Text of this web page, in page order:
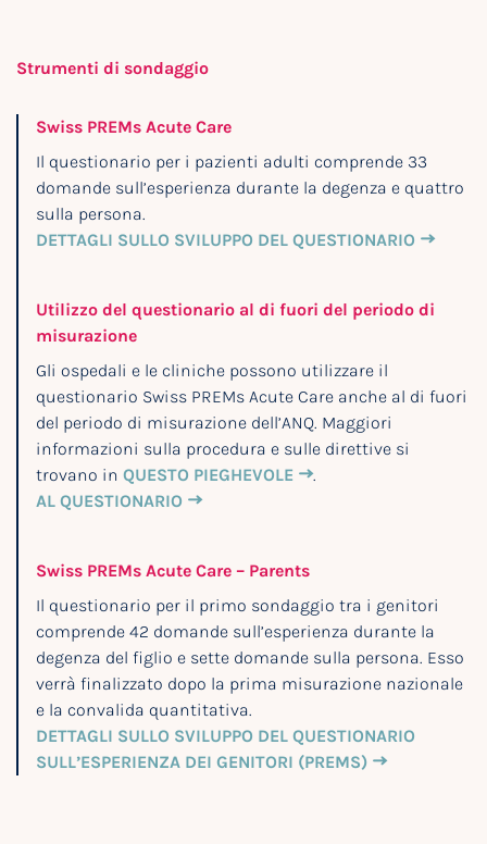
Strumenti di sondaggio
Swiss PREMs Acute Care
Il questionario per i pazienti adulti comprende 33
domande sull’esperienza durante la degenza e quattro
sulla persona.
DETTAGLI SULLO SVILUPPO DEL QUESTIONARIO
Utilizzo del questionario al di fuori del periodo di
misurazione
Gli ospedali e le cliniche possono utilizzare il
questionario Swiss PREMs Acute Care anche al di fuori
del periodo di misurazione dell’ANQ. Maggiori
informazioni sulla procedura e sulle direttive si
trovano in QUESTO PIEGHEVOLE
.
AL QUESTIONARIO
Swiss PREMs Acute Care – Parents
Il questionario per il primo sondaggio tra i genitori
comprende 42 domande sull’esperienza durante la
degenza del figlio e sette domande sulla persona. Esso
verrà finalizzato dopo la prima misurazione nazionale
e la convalida quantitativa.
DETTAGLI SULLO SVILUPPO DEL QUESTIONARIO
SULL’ESPERIENZA DEI GENITORI (PREMS)